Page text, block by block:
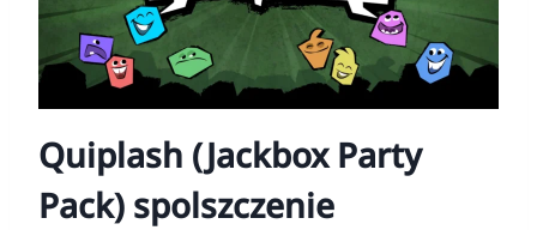
Quiplash (Jackbox Party
Pack) spolszczenie